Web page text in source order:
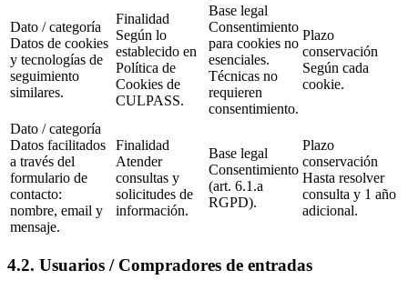
Dato / categoría
Datos de cookies
y tecnologías de
seguimiento
similares.
Finalidad
Según lo
establecido en
Política de
Cookies de
CULPASS.
Base legal
Consentimiento
para cookies no
esenciales.
Técnicas no
requieren
consentimiento.
Plazo
conservación
Según cada
cookie.
Dato / categoría
Datos facilitados
a través del
formulario de
contacto:
nombre, email y
mensaje.
Finalidad
Atender
consultas y
solicitudes de
información.
Base legal
Consentimiento
(art. 6.1.a
RGPD).
Plazo
conservación
Hasta resolver
consulta y 1 año
adicional.
4.2. Usuarios / Compradores de entradas